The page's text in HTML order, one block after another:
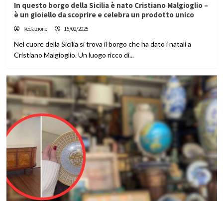
In questo borgo della Sicilia è nato Cristiano Malgioglio –
è un gioiello da scoprire e celebra un prodotto unico
Redazione 15/02/2025
Nel cuore della Sicilia si trova il borgo che ha dato i natali a
Cristiano Malgioglio. Un luogo ricco di...